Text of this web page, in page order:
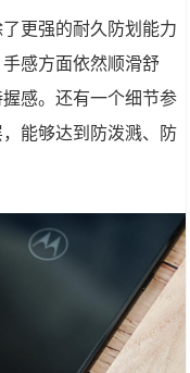
更强的耐久防划能力
感方面依然顺滑舒
感。还有一个细节参
，能够达到防泼溅、防